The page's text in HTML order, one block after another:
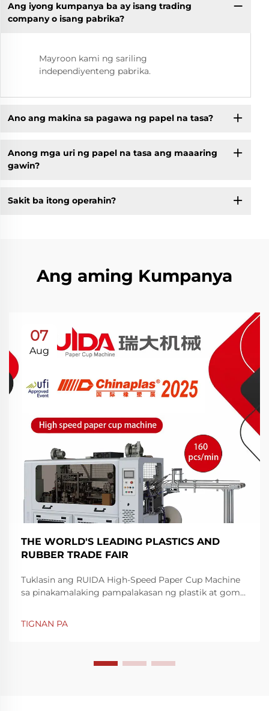
Ang iyong kumpanya ba ay isang trading
company o isang pabrika?
Mayroon kami ng sariling
independiyenteng pabrika.
Ano ang makina sa pagawa ng papel na tasa?
Anong mga uri ng papel na tasa ang maaaring
gawin?
Sakit ba itong operahin?
Ang aming Kumpanya
07
Aug
THE WORLD'S LEADING PLASTICS AND
RUBBER TRADE FAIR
Tuklasin ang RUIDA High-Speed Paper Cup Machine
sa pinakamalaking pampalakasan ng plastik at goma
Alamin ang higit pa ngayon.
TIGNAN PA